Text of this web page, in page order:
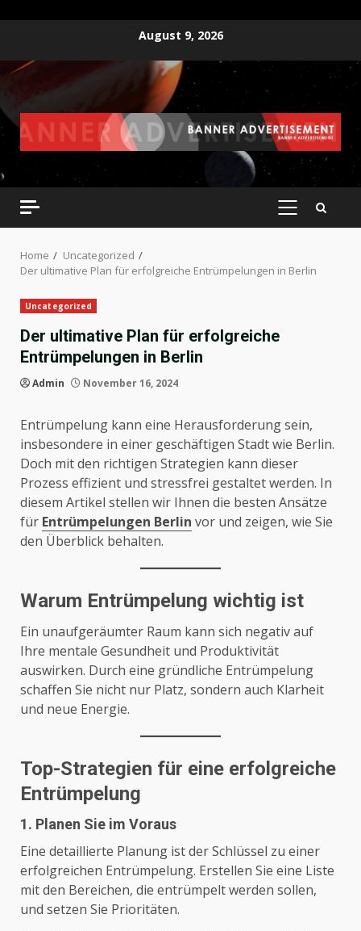
content
August 9, 2026
PRIMARY
Home
Uncategorized
Der ultimative Plan für erfolgreiche Entrümpelungen in Berlin
Uncategorized
Der ultimative Plan für erfolgreiche
Entrümpelungen in Berlin
Admin November 16, 2024
Entrümpelung kann eine Herausforderung sein,
insbesondere in einer geschäftigen Stadt wie Berlin.
Doch mit den richtigen Strategien kann dieser
Prozess effizient und stressfrei gestaltet werden. In
diesem Artikel stellen wir Ihnen die besten Ansätze
für Entrümpelungen Berlin vor und zeigen, wie Sie
den Überblick behalten.
Warum Entrümpelung wichtig ist
Ein unaufgeräumter Raum kann sich negativ auf
Ihre mentale Gesundheit und Produktivität
auswirken. Durch eine gründliche Entrümpelung
schaffen Sie nicht nur Platz, sondern auch Klarheit
und neue Energie.
Top-Strategien für eine erfolgreiche
Entrümpelung
1. Planen Sie im Voraus
Eine detaillierte Planung ist der Schlüssel zu einer
erfolgreichen Entrümpelung. Erstellen Sie eine Liste
mit den Bereichen, die entrümpelt werden sollen,
und setzen Sie Prioritäten.